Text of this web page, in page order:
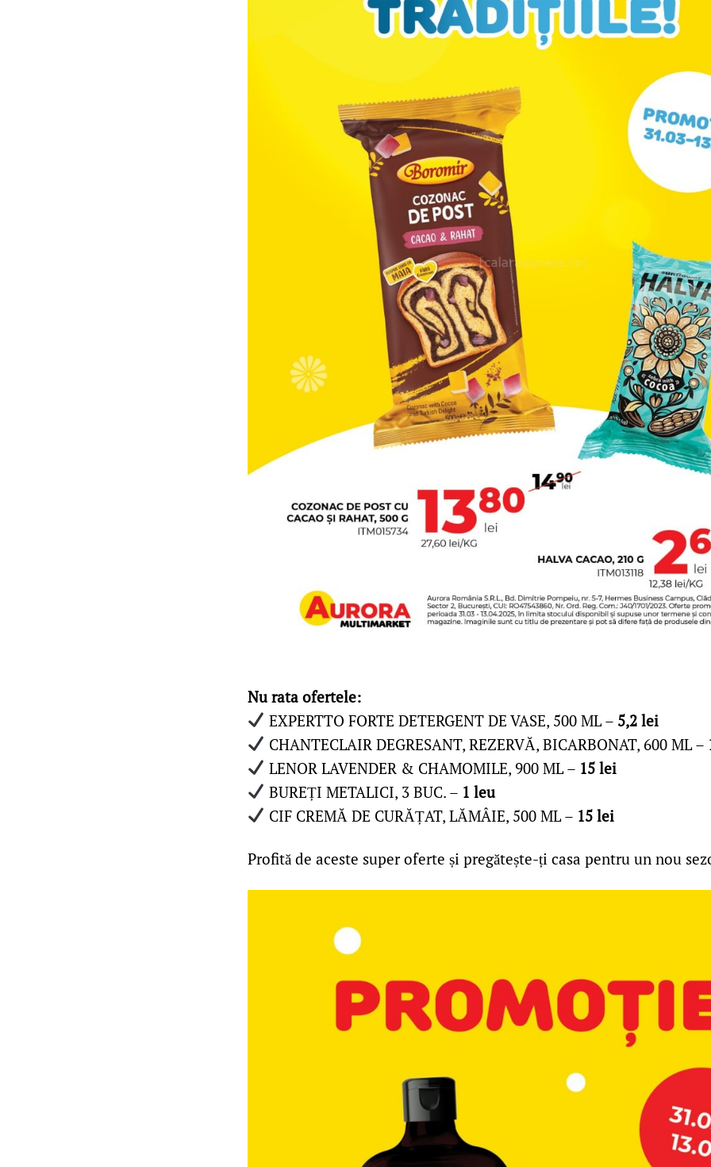
Nu rata ofertele:
EXPERTTO FORTE DETERGENT DE VASE, 500 ML – 5,2 lei
CHANTECLAIR DEGRESANT, REZERVĂ, BICARBONAT, 600 ML –
LENOR LAVENDER & CHAMOMILE, 900 ML – 15 lei
BUREȚI METALICI, 3 BUC. – 1 leu
CIF CREMĂ DE CURĂȚAT, LĂMÂIE, 500 ML – 15 lei
Profită de aceste super oferte și pregătește-ți casa pentru un nou